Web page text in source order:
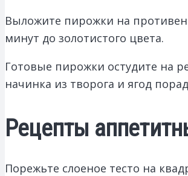
Выложите пирожки на
минут до золотистого цвета.
Готовые пирожки остудите на
начинка из творога и ягод
Рецепты
Порежьте слоеное тесто на